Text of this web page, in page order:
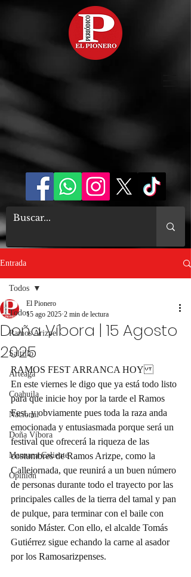
Entrada
Todos
Ramos Arizpe
Saltillo
Arteaga
Coahuila
Nacional
Doña Víbora
Manzana Caliente
Opinión
Todos
Doña Víbora | 15 Agosto
2025
El Pionero
15 ago 2025 2 min de lectura
RAMOS FEST ARRANCA HOY
En este viernes le digo que ya está todo listo
para que inicie hoy por la tarde el Ramos
Fest, y obviamente pues toda la raza anda
emocionada y entusiasmada porque será un
festival que ofrecerá la riqueza de las
costumbres de Ramos Arizpe, como la
Callejornada, que reunirá a un buen número
de personas durante todo el trayecto por las
principales calles de la tierra del tamal y pan
de pulque, para terminar con el baile con
sonido Máster. Con ello, el alcalde Tomás
Gutiérrez sigue echando la carne al asador
por los Ramosarizpenses.